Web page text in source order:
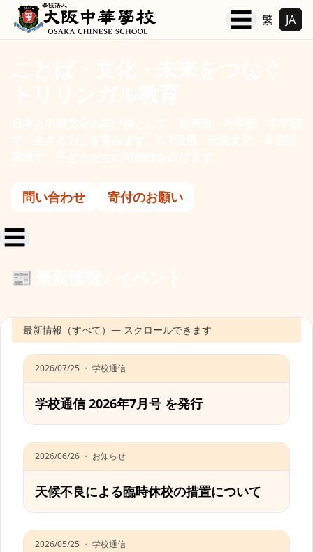
本文へ移動 ☰ 繁 JA
問い合わせ 寄付のお願い
☰
📰 最新情報 / イベント
最新情報（すべて）— スクロールできます
2026/07/25 ・ 学校通信
学校通信 2026年7月号 を発行
2026/06/26 ・ お知らせ
天候不良による臨時休校の措置について
2026/05/25 ・ 学校通信